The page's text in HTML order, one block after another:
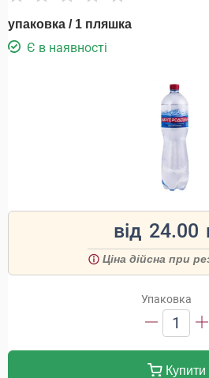
упаковка / 1 пляшка
Є в наявності
від 24.00
Ціна дійсна при
Упаковка
1
Купити